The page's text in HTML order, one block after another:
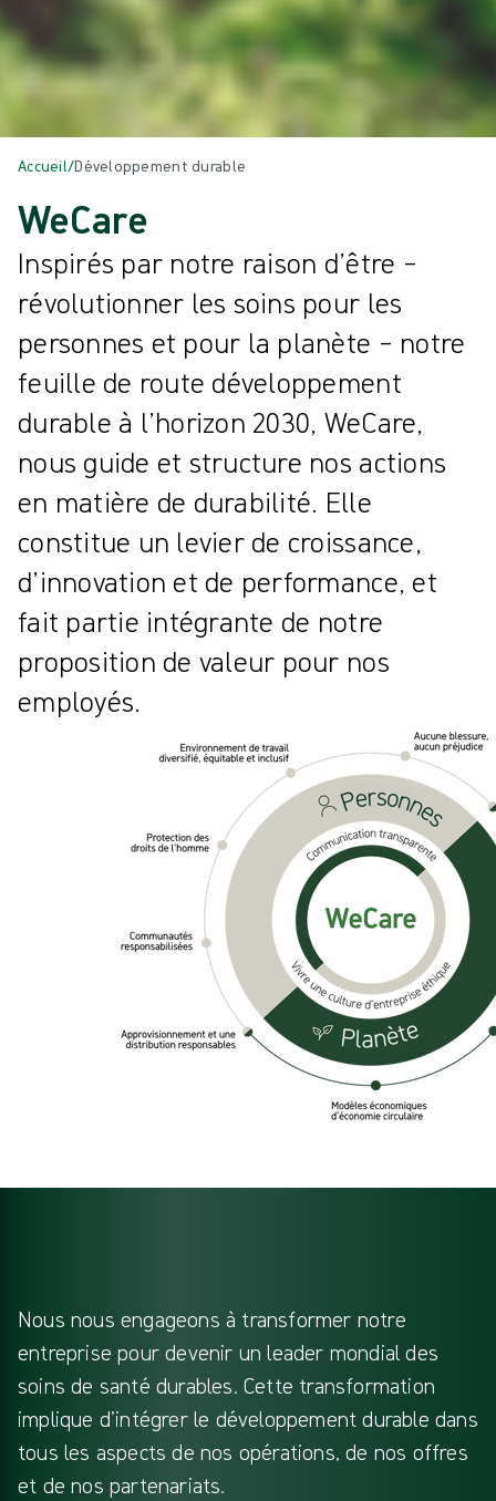
Accueil/Développement durable
WeCare
Inspirés par notre raison d’être –
révolutionner les soins pour les
personnes et pour la planète – notre
feuille de route développement
durable à l’horizon 2030, WeCare,
nous guide et structure nos actions
en matière de durabilité. Elle
constitue un levier de croissance,
d’innovation et de performance, et
fait partie intégrante de notre
proposition de valeur pour nos
employés.
Nous nous engageons à transformer notre
entreprise pour devenir un leader mondial des
soins de santé durables. Cette transformation
implique d’intégrer le développement durable dans
tous les aspects de nos opérations, de nos offres
et de nos partenariats.